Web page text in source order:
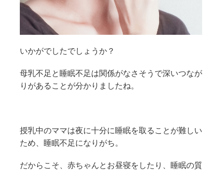
いかがでしたでしょうか？
母乳不足と睡眠不足は関係がなさそうで深いつなが
りがあることが分かりましたね。
授乳中のママは夜に十分に睡眠を取ることが難しい
ため、睡眠不足になりがち。
だからこそ、赤ちゃんとお昼寝をしたり、睡眠の質